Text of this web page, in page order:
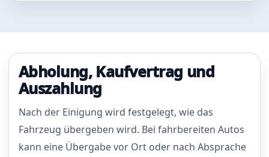
Abholung, Kaufvertrag und
Auszahlung
Nach der Einigung wird festgelegt, wie das
Fahrzeug übergeben wird. Bei fahrbereiten Autos
kann eine Übergabe vor Ort oder nach Absprache